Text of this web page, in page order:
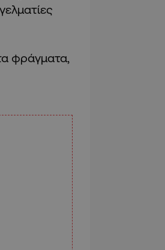
φράγματα,